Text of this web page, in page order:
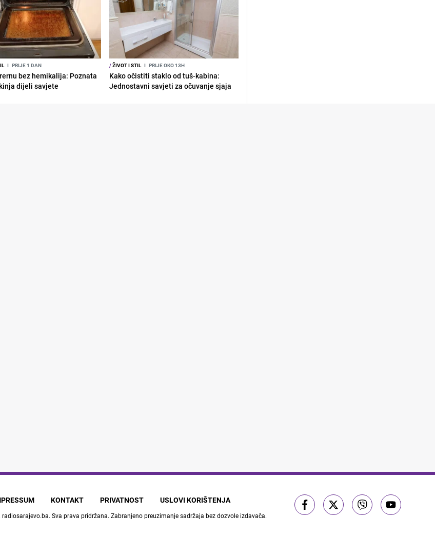
I PRIJE 1 DAN
bez hemikalija: Poznata
dijeli savjete
/ŽIVOT I STIL I PRIJE OKO 13H
Kako očistiti staklo od tuš-kabina:
Jednostavni savjeti za očuvanje sjaja
KONTAKT PRIVATNOST USLOVI KORIŠTENJA
radiosarajevo.ba. Sva prava pridržana. Zabranjeno preuzimanje sadržaja bez dozvole izdavača.